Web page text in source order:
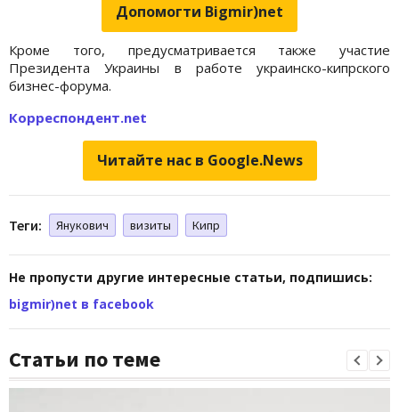
Допомогти Bigmir)net
Кроме того, предусматривается также участие
Президента Украины в работе украинско-кипрского
бизнес-форума.
Корреспондент.net
Читайте нас в Google.News
Теги: Янукович визиты Кипр
Не пропусти другие интересные статьи, подпишись:
bigmir)net в facebook
Статьи по теме